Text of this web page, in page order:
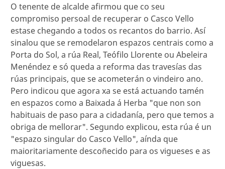
O tenente de alcalde afirmou que co seu
compromiso persoal de recuperar o Casco Vello
estase chegando a todos os recantos do barrio. Así
sinalou que se remodelaron espazos centrais como a
Porta do Sol, a rúa Real, Teófilo Llorente ou Abeleira
Menéndez e só queda a reforma das travesías das
rúas principais, que se acometerán o vindeiro ano.
Pero indicou que agora xa se está actuando tamén
en espazos como a Baixada á Herba "que non son
habituais de paso para a cidadanía, pero que temos a
obriga de mellorar". Segundo explicou, esta rúa é un
"espazo singular do Casco Vello", aínda que
maioritariamente descoñecido para os vigueses e as
viguesas.